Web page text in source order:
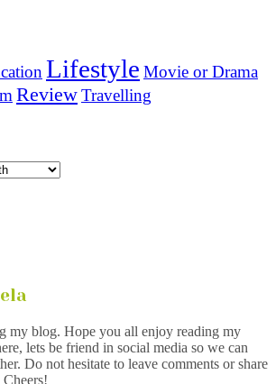
Lifestyle Movie or Drama
ReviewTravelling
my blog. Hope you all enjoy reading my
lets be friend in social media so we can
Do not hesitate to leave comments or share